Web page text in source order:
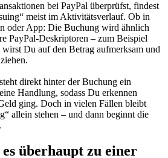
bei PayPal überprüfst, findest
meist im Aktivitätsverlauf. Ob in
oder App: Die Buchung wird ähnlich
PayPal-Deskriptoren – zum Beispiel
Du auf den Betrag aufmerksam und
direkt hinter der Buchung ein
Handlung, sodass Du erkennen
ging. Doch in vielen Fällen bleibt
allein stehen – und dann beginnt die
überhaupt zu einer